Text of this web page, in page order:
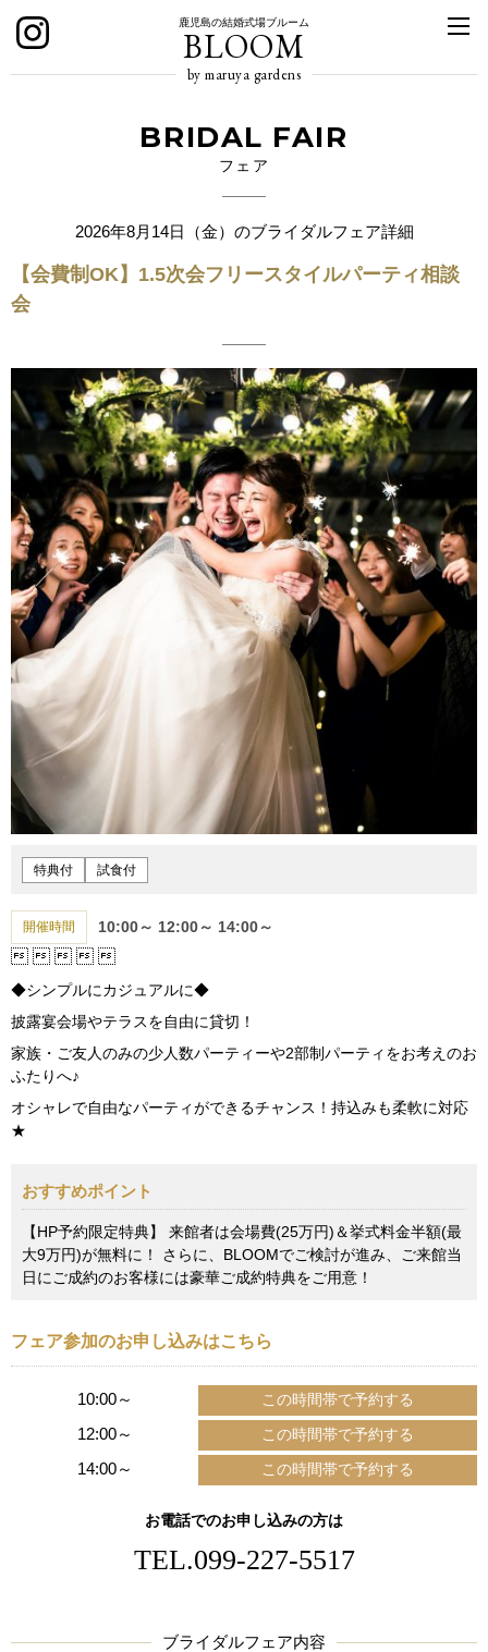
鹿児島の結婚式場ブルーム
BLOOM
by maruya gardens
BRIDAL FAIR
フェア
2026年8月14日（金）のブライダルフェア詳細
【会費制OK】1.5次会フリースタイルパーティ相談
会
特典付 試食付
開催時間 10:00～ 12:00～ 14:00～
◆シンプルにカジュアルに◆
披露宴会場やテラスを自由に貸切！
家族・ご友人のみの少人数パーティーや2部制パーティをお考えのお
ふたりへ♪
オシャレで自由なパーティができるチャンス！持込みも柔軟に対応
★
おすすめポイント
【HP予約限定特典】 来館者は会場費(25万円)＆挙式料金半額(最
大9万円)が無料に！ さらに、BLOOMでご検討が進み、ご来館当
日にご成約のお客様には豪華ご成約特典をご用意！
フェア参加のお申し込みはこちら
10:00～
12:00～
14:00～
お電話でのお申し込みの方は
TEL.099-227-5517
ブライダルフェア内容